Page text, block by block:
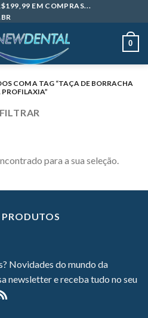
EM COMPRAS...
0
COM A TAG “TAÇA DE BORRACHA
PROFILAXIA”
FILTRAR
para a sua seleção.
Novidades do mundo da
newsletter e receba tudo no seu